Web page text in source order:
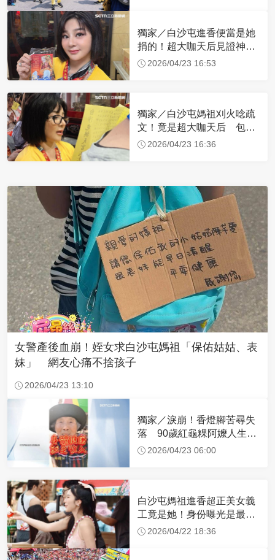
獨家／白沙屯進香便當是她
捐的！超大咖天后見證神
蹟 一靠近媽祖就爆哭
2026/04/23 16:53
獨家／白沙屯媽祖刈火唸疏
文！竟是超大咖天后 包尿
布忍尿5小時不喊累
2026/04/23 16:36
女警產後血崩！姪女求白沙屯媽祖「保佑姑姑、表
妹」 網友心痛不捨孩子
2026/04/23 13:10
獨家／淚崩！香燈腳苦尋失
落 90歲紅龜粿阿嬤人生謝
幕2026/04/23 06:00
白沙屯媽祖進香超正美女義
工竟是她！身份曝光是最美
禮生 一輩子不結婚
2026/04/22 18:36